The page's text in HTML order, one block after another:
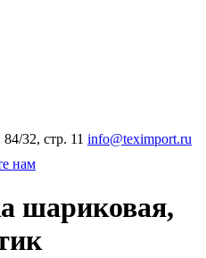
32, стр. 11 info@teximport.ru
нам
шариковая,